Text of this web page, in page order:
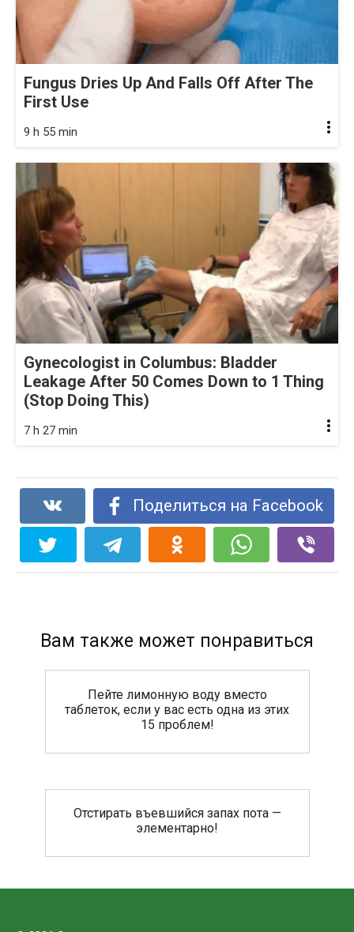
Fungus Dries Up And Falls Off After The
First Use
9 h 55 min
Gynecologist in Columbus: Bladder
Leakage After 50 Comes Down to 1 Thing
(Stop Doing This)
7 h 27 min
Поделиться на Facebook
Вам также может понравиться
Пейте лимонную воду вместо
таблеток, если у вас есть одна из этих
15 проблем!
Отстирать въевшийся запах пота —
элементарно!